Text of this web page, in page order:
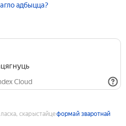
адбыцца?
Cloud
скарыстайцеформай зваротнай